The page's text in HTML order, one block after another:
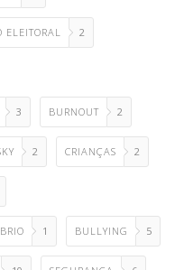
ELEITORAL 2
3 BURNOUT 2
2 CRIANÇAS 2
1 BULLYING 5